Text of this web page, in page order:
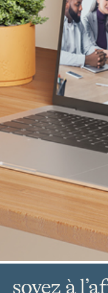
soyez à